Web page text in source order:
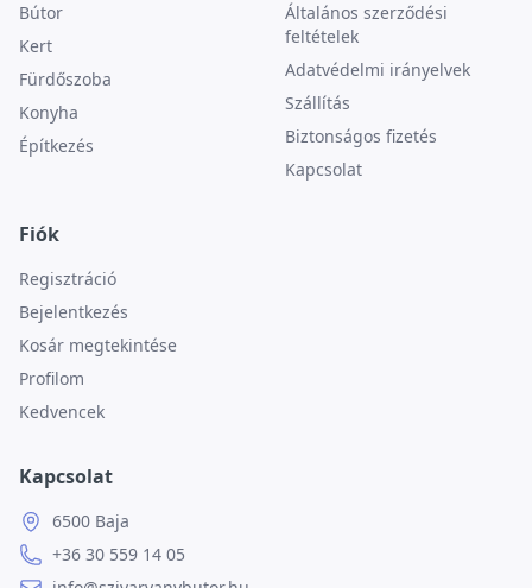
Bútor
Kert
Fürdőszoba
Konyha
Építkezés
Általános szerződési
feltételek
Adatvédelmi irányelvek
Szállítás
Biztonságos fizetés
Kapcsolat
Fiók
Regisztráció
Bejelentkezés
Kosár megtekintése
Profilom
Kedvencek
Kapcsolat
6500 Baja
+36 30 559 14 05